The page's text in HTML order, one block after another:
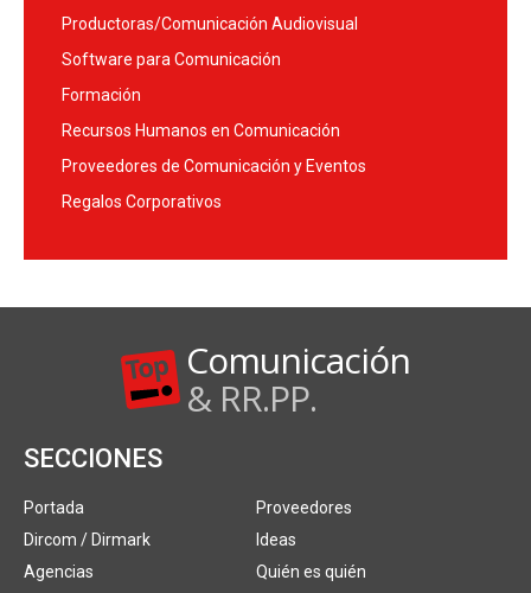
Productoras/Comunicación Audiovisual
Software para Comunicación
Formación
Recursos Humanos en Comunicación
Proveedores de Comunicación y Eventos
Regalos Corporativos
Comunicación
& RR.PP.
SECCIONES
Portada
Dircom / Dirmark
Agencias
Proveedores
Ideas
Quién es quién